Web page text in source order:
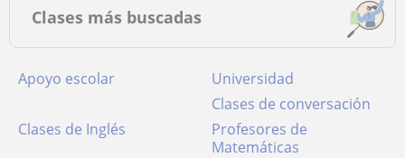
Clases más buscadas
Apoyo escolar
Universidad
Clases de conversación
Clases de Inglés
Profesores de
Matemáticas